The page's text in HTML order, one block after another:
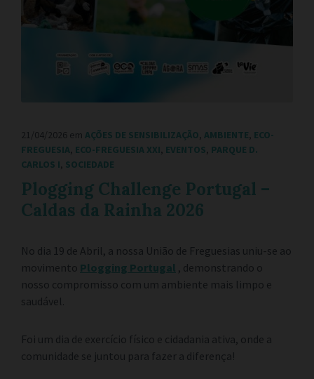
21/04/2026 em AÇÕES DE SENSIBILIZAÇÃO, AMBIENTE, ECO-
FREGUESIA, ECO-FREGUESIA XXI, EVENTOS, PARQUE D.
CARLOS I, SOCIEDADE
Plogging Challenge Portugal –
Caldas da Rainha 2026
No dia 19 de Abril, a nossa União de Freguesias uniu-se ao
movimento Plogging Portugal , demonstrando o
nosso compromisso com um ambiente mais limpo e
saudável.
Foi um dia de exercício físico e cidadania ativa, onde a
comunidade se juntou para fazer a diferença!